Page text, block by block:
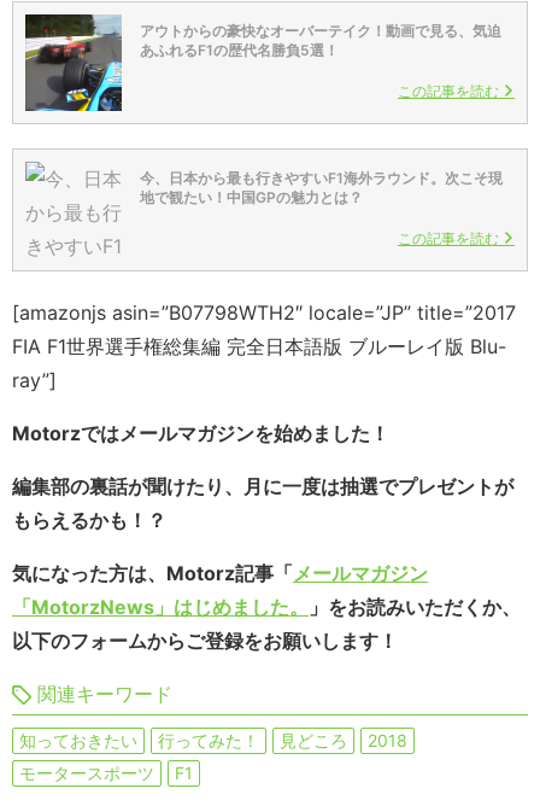
アウトからの豪快なオーバーテイク！動画で見る、気迫
あふれるF1の歴代名勝負5選！
この記事を読む
今、日本から最も行きやすいF1海外ラウンド。次こそ現
地で観たい！中国GPの魅力とは？
この記事を読む
[amazonjs asin=”B07798WTH2″ locale=”JP” title=”2017
FIA F1世界選手権総集編 完全日本語版 ブルーレイ版 Blu-
ray”]
Motorzではメールマガジンを始めました！
編集部の裏話が聞けたり、月に一度は抽選でプレゼントが
もらえるかも！？
気になった方は、Motorz記事「メールマガジン
「MotorzNews」はじめました。
」をお読みいただくか、
以下のフォームからご登録をお願いします！
関連キーワード
知っておきたい 行ってみた！ 見どころ
2018
モータースポーツ
F1